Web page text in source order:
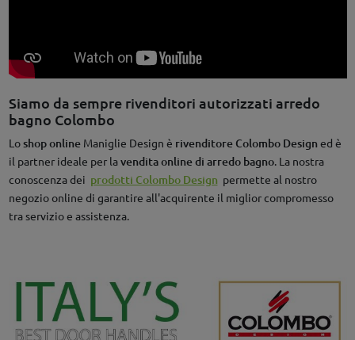
Siamo da sempre rivenditori autorizzati arredo
bagno Colombo
Loshop onlineManiglie Design è rivenditore Colombo Design ed è
il partner ideale per lavendita online di arredo bagno. La nostra
conoscenza dei prodotti Colombo Design permette al nostro
negozio online di garantire all'acquirente il miglior compromesso
tra servizio e assistenza.